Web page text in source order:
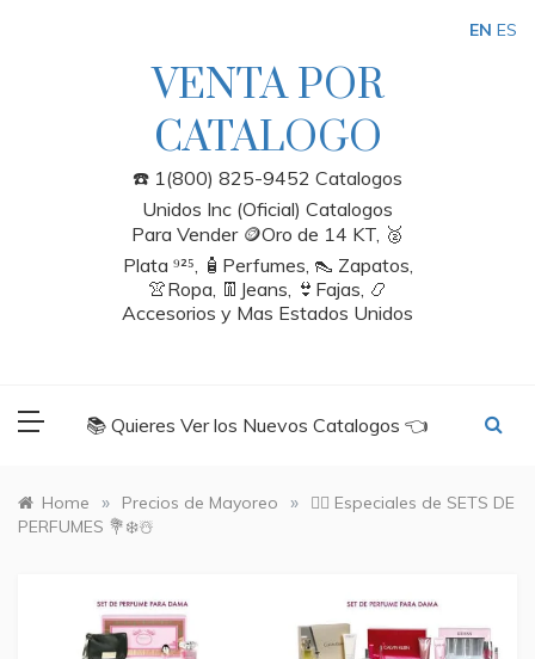
VENTA POR
CATALOGO
☎️ 1(800) 825-9452 Catalogos
Unidos Inc (Oficial) Catalogos
Para Vender 🪙Oro de 14 KT, 🥈
Plata ⁹²⁵, 🧴Perfumes, 👠 Zapatos,
👚Ropa, 👖Jeans, 👙Fajas, 📿
Accesorios y Mas Estados Unidos
📚 Quieres Ver los Nuevos Catalogos 👈
Home » Precios de Mayoreo »
🙋‍♂️ Especiales de SETS DE
PERFUMES 💐❄️☃️
EN ES